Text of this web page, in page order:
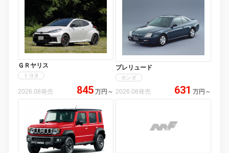
ＧＲヤリス
トヨタ
2026.08発売 845 万円 ～
プレリュード
ホンダ
2026.08発売 631 万円 ～